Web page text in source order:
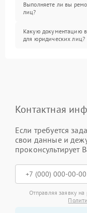
Выполняете ли вы
лиц?
Какую документацию
для юридических лиц?
Контактная
Если требуется
свои данные и
проконсультирует
Отправляя заявку на